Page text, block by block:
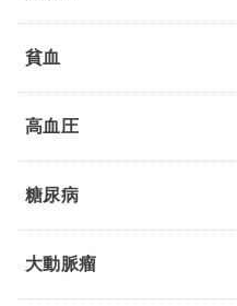
貧血
高血圧
糖尿病
大動脈瘤